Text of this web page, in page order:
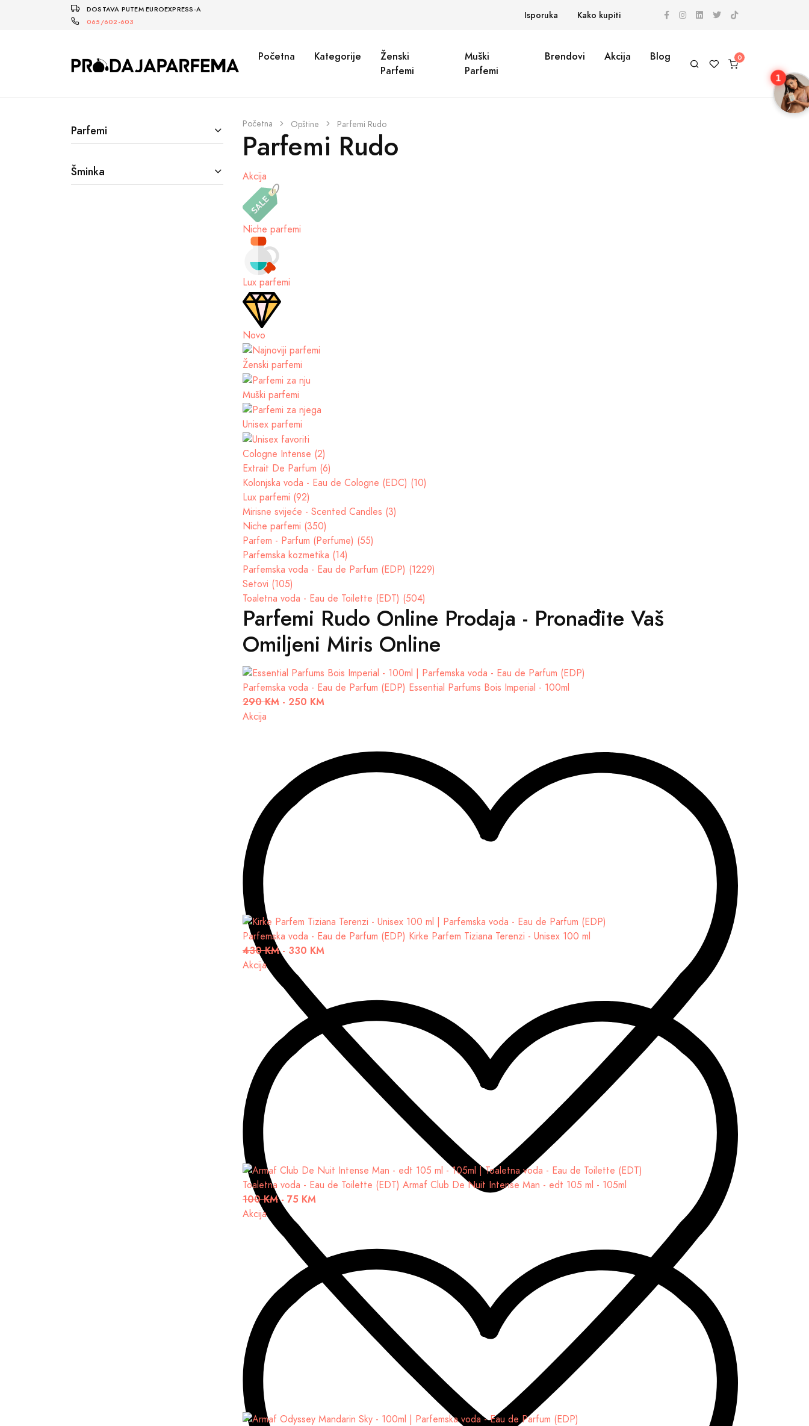
DOSTAVA PUTEM EUROEXPRESS-A
065/602-603
Isporuka Kako kupiti
Početna Kategorije
Ženski
Parfemi
Muški
Parfemi
Brendovi Akcija Blog
Parfemi
Šminka
Početna Opštine Parfemi Rudo
Parfemi Rudo
Akcija
Niche parfemi
Lux parfemi
Novo
Ženski parfemi
Muški parfemi
Unisex parfemi
Cologne Intense (2)
Extrait De Parfum (6)
Kolonjska voda - Eau de Cologne (EDC) (10)
Lux parfemi (92)
Mirisne svijeće - Scented Candles (3)
Niche parfemi (350)
Parfem - Parfum (Perfume) (55)
Parfemska kozmetika (14)
Parfemska voda - Eau de Parfum (EDP) (1229)
Setovi (105)
Toaletna voda - Eau de Toilette (EDT) (504)
Parfemi Rudo Online Prodaja - Pronađite Vaš
Omiljeni Miris Online
Parfemska voda - Eau de Parfum (EDP) Essential Parfums Bois Imperial - 100ml
290 KM - 250 KM
Akcija
Parfemska voda - Eau de Parfum (EDP) Kirke Parfem Tiziana Terenzi - Unisex 100 ml
430 KM- 330 KM
Akcija
Toaletna voda - Eau de Toilette (EDT) Armaf Club De Nuit Intense Man - edt 105 ml - 105ml
100 KM- 75 KM
Akcija
1